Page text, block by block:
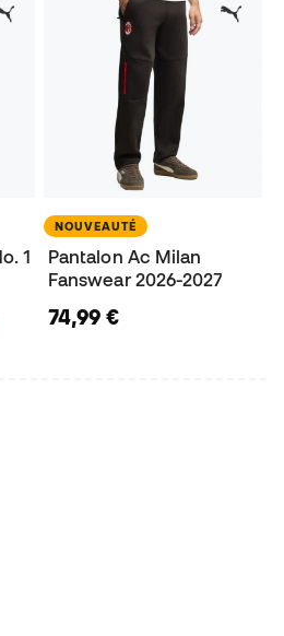
1
NOUVEAUTÉ
Pantalon Ac Milan
Fanswear 2026-2027
74,99 €